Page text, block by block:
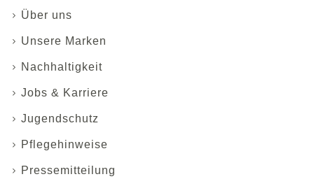
Über uns
Unsere Marken
Nachhaltigkeit
Jobs & Karriere
Jugendschutz
Pflegehinweise
Pressemitteilung